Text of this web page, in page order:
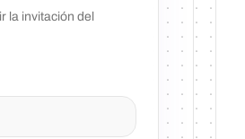
la invitación del